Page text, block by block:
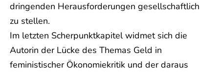
dringenden Herausforderungen gesellschaftlich
zu stellen.
Im letzten Scherpunktkapitel widmet sich die
Autorin der Lücke des Themas Geld in
feministischer Ökonomiekritik und der daraus